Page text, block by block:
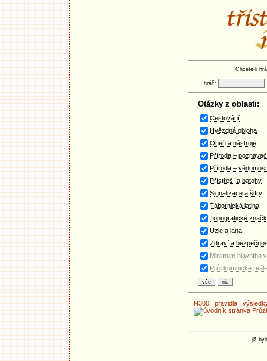
Chcete-li
hráč:
Otázky z oblasti:
Cestování
Hvězdná obloha
Oheň a nástroje
Příroda –
Příroda –
Přístřeší a batohy
Signalizace a šifry
Tábornická latina
Topografické
Uzle a lana
Zdraví a
Minimum hlavního
Průzkumnické
N300| pravidla|
již